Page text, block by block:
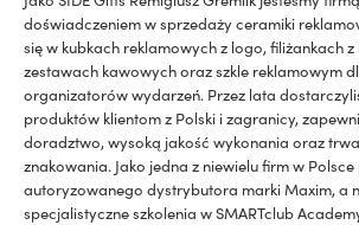
doświadczeniem w sprzedaży ceramiki
się w kubkach reklamowych z logo, filiżankach
zestawach kawowych oraz szkle reklamowym
organizatorów wydarzeń. Przez lata
produktów klientom z Polski i zagranicy,
doradztwo, wysoką jakość wykonania oraz
znakowania. Jako jedna z niewielu firm w
autoryzowanego dystrybutora marki Maxim, a
specjalistyczne szkolenia w SMARTclub